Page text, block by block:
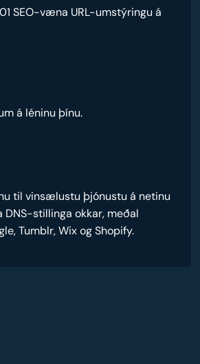
SEO-væna URL-umstýringu á
á léninu þínu.
til vinsælustu þjónustu á netinu
DNS-stillinga okkar, meðal
Tumblr, Wix og Shopify.